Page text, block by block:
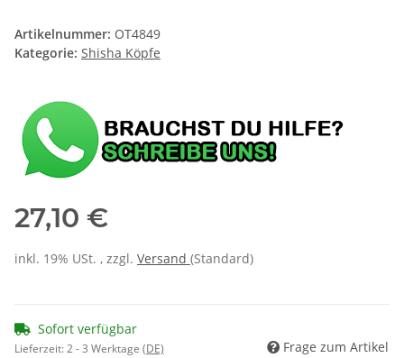
Artikelnummer: OT4849
Kategorie: Shisha Köpfe
27,10 €
inkl. 19% USt. , zzgl. Versand (Standard)
Sofort verfügbar
Lieferzeit:2 - 3 Werktage (DE) Frage zum Artikel